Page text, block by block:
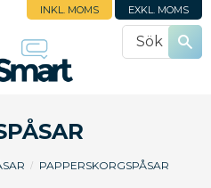
INKL. MOMS EXKL. MOMS
PAPPERSKORGSPÅSAR